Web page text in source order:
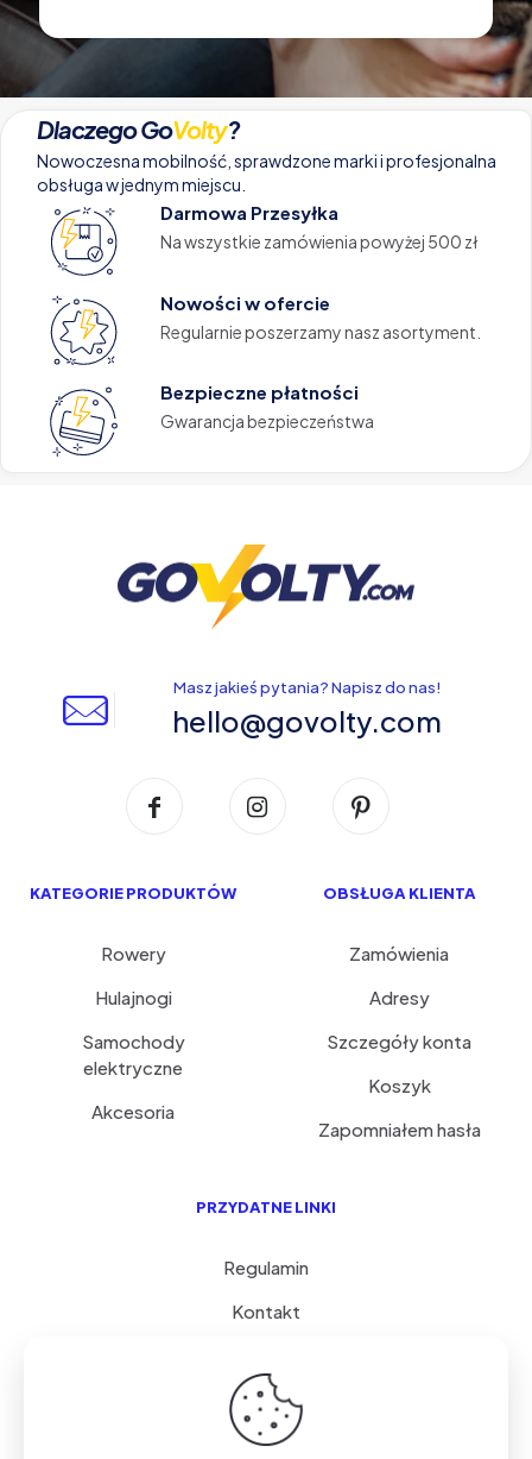
Dlaczego GoVolty?
Nowoczesna mobilność, sprawdzone marki i profesjonalna
obsługa w jednym miejscu.
Darmowa Przesyłka
Na wszystkie zamówienia powyżej 500 zł
Nowości w ofercie
Regularnie poszerzamy nasz asortyment.
Bezpieczne płatności
Gwarancja bezpieczeństwa
Masz jakieś pytania? Napisz do nas!
hello@govolty.com
KATEGORIE PRODUKTÓW
Rowery
Hulajnogi
Samochody
elektryczne
Akcesoria
OBSŁUGA KLIENTA
Zamówienia
Adresy
Szczegóły konta
Koszyk
Zapomniałem hasła
PRZYDATNE LINKI
Regulamin
Kontakt
FAQ